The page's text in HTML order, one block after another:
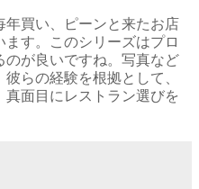
年買い、ピーンと来たお店
す。このシリーズはプロ
が良いですね。写真など
らの経験を根拠として、
面目にレストラン選びを